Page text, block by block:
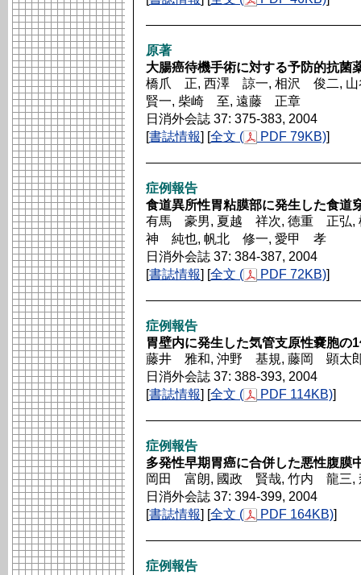
原著
大腸癌待機手術に対する予防的抗菌
橋爪 正, 西澤 諒一, 相沢 俊二,
賢一, 柴崎 至, 遠藤 正章
日消外会誌 37: 375-383, 2004
[書誌情報] [全文 ( PDF 79KB)]
症例報告
食道異所性胃粘膜部に発生した食道
有馬 豪男, 夏越 祥次, 徳重 正弘
神 純也, 帆北 修一, 愛甲 孝
日消外会誌 37: 384-387, 2004
[書誌情報] [全文 ( PDF 72KB)]
症例報告
胃壁内に発生した気管支原性嚢胞の
藤井 雅和, 沖野 基規, 藤岡 顕太
日消外会誌 37: 388-393, 2004
[書誌情報] [全文 ( PDF 114KB)]
症例報告
多発性早期胃癌に合併した悪性腹膜
岡田 富朗, 國政 賢哉, 竹内 龍三,
日消外会誌 37: 394-399, 2004
[書誌情報] [全文 ( PDF 164KB)]
症例報告